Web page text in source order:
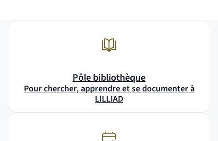
Pôle bibliothèque
Pour chercher, apprendre et se documenter à
LILLIAD